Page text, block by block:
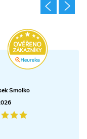
Smolko